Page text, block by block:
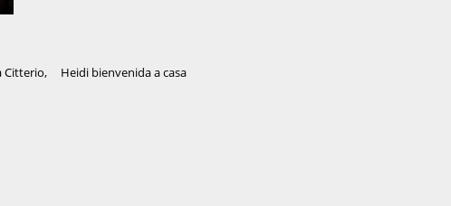
Citterio, Heidi bienvenida a casa